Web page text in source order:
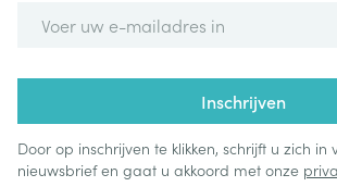
Inschrijven
Door op inschrijven te klikken, schrijft u zich in
nieuwsbrief en gaat u akkoord met onze